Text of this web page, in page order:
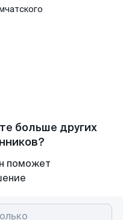
больше других
поможет